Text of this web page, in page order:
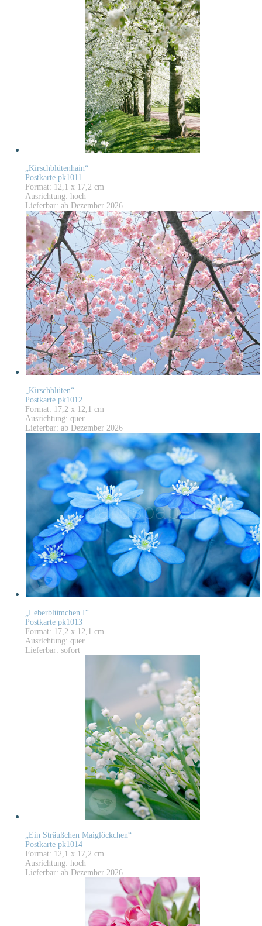
„Kirschblütenhain“
Postkarte pk1011
Format: 12,1 x 17,2 cm
Ausrichtung: hoch
Lieferbar: ab Dezember 2026
„Kirschblüten“
Postkarte pk1012
Format: 17,2 x 12,1 cm
Ausrichtung: quer
Lieferbar: ab Dezember 2026
„Leberblümchen I“
Postkarte pk1013
Format: 17,2 x 12,1 cm
Ausrichtung: quer
Lieferbar: sofort
„Ein Sträußchen Maiglöckchen“
Postkarte pk1014
Format: 12,1 x 17,2 cm
Ausrichtung: hoch
Lieferbar: ab Dezember 2026